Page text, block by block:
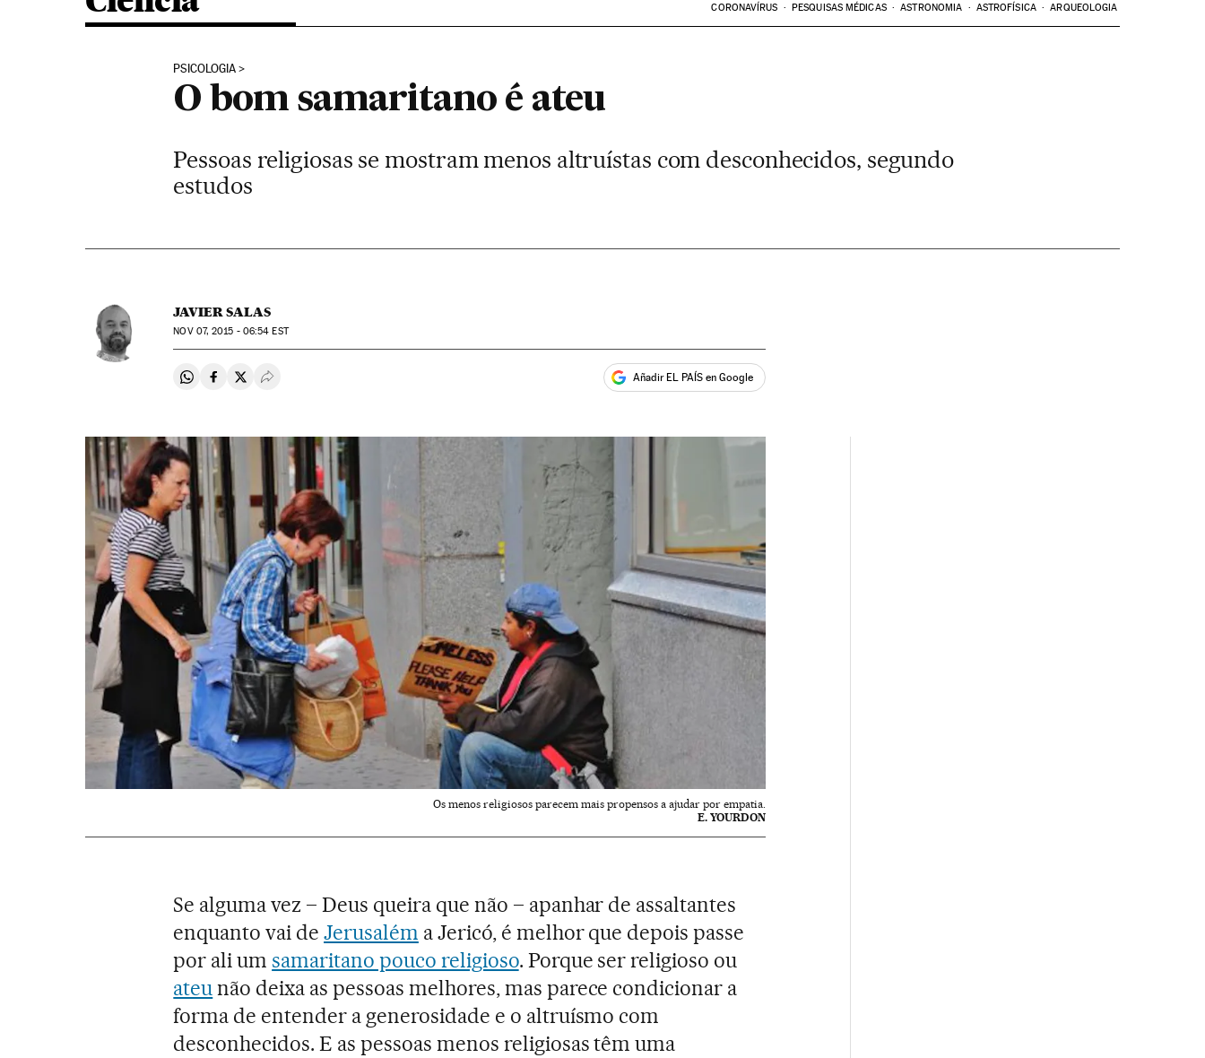
CORONAVÍRUS PESQUISAS MÉDICAS ASTRONOMIA ASTROFÍSICA ARQUEOLOGIA
PSICOLOGIA
O bom samaritano é ateu
Pessoas religiosas se mostram menos altruístas com desconhecidos, segundo
estudos
JAVIER SALAS
NOV07, 2015 - 06:54 EST
Compartir en Whatsapp
Compartir en Facebook
Compartir en Twitter
Desplegar Redes Sociales Añadir EL PAÍS en Google
Os menos religiosos parecem mais propensos a ajudar por empatia.
E. YOURDON
Se alguma vez – Deus queira que não – apanhar de assaltantes
enquanto vai deJerusalém a Jericó, é melhor que depois passe
por ali umsamaritano pouco religioso. Porque ser religioso ou
ateunão deixa as pessoas melhores, mas parece condicionar a
forma de entender a generosidade e o altruísmo com
desconhecidos. E as pessoas menos religiosas têm uma